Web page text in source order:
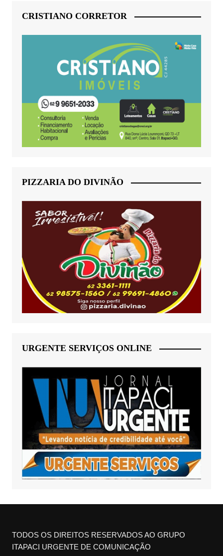
CRISTIANO CORRETOR
PIZZARIA DO DIVINÃO
URGENTE SERVIÇOS ONLINE
TODOS OS DIREITOS RESERVADOS AO GRUPO
ITAPACI URGENTE DE COMUNICAÇÃO